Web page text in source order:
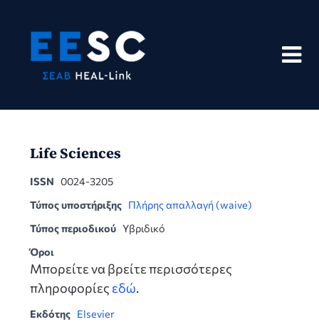
content
Life Sciences
ISSN 0024-3205
Τύπος υποστήριξης Πλήρης απαλλαγή (waive)
Τύπος περιοδικού Υβριδικό
Όροι
Μπορείτε να βρείτε περισσότερες
πληροφορίες εδώ.
Εκδότης Elsevier